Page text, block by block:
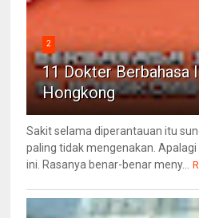
2
11 Dokter Berbahasa
Hongkong
Sakit selama diperantauan itu
paling tidak mengenakan.
ini. Rasanya benar-benar meny...